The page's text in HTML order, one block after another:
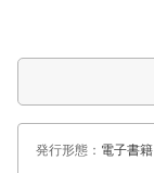
発行形態 ： 電子書籍